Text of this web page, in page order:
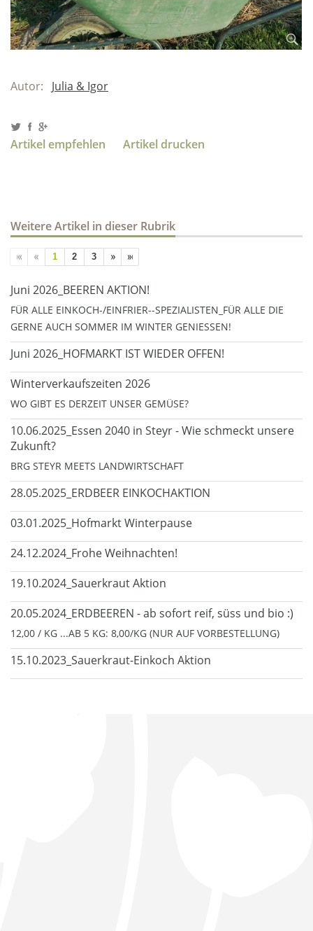
Autor: Julia & Igor
Artikel empfehlen Artikel drucken
Weitere Artikel in dieser Rubrik
1 2 3
Juni 2026_BEEREN AKTION!
FÜR ALLE EINKOCH-/EINFRIER--SPEZIALISTEN_FÜR ALLE DIE
GERNE AUCH SOMMER IM WINTER GENIESSEN!
Juni 2026_HOFMARKT IST WIEDER OFFEN!
Winterverkaufszeiten 2026
WO GIBT ES DERZEIT UNSER GEMÜSE?
10.06.2025_Essen 2040 in Steyr - Wie schmeckt unsere
Zukunft?
BRG STEYR MEETS LANDWIRTSCHAFT
28.05.2025_ERDBEER EINKOCHAKTION
03.01.2025_Hofmarkt Winterpause
24.12.2024_Frohe Weihnachten!
19.10.2024_Sauerkraut Aktion
20.05.2024_ERDBEEREN - ab sofort reif, süss und bio :)
12,00 / KG ...AB 5 KG: 8,00/KG (NUR AUF VORBESTELLUNG)
15.10.2023_Sauerkraut-Einkoch Aktion